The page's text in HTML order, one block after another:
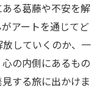
る葛藤や不安を解
アートを通じてど
していくのか、一
の内側にあるもの
する旅に出かけま